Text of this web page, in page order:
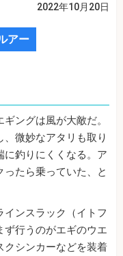
2022年10月20日
アー
ングは風が大敵だ。
微妙なアタリも取り
に釣りにくくなる。ア
たら乗っていた、と
ンスラック（イトフ
ず行うのがエギのウエ
クシンカーなどを装着